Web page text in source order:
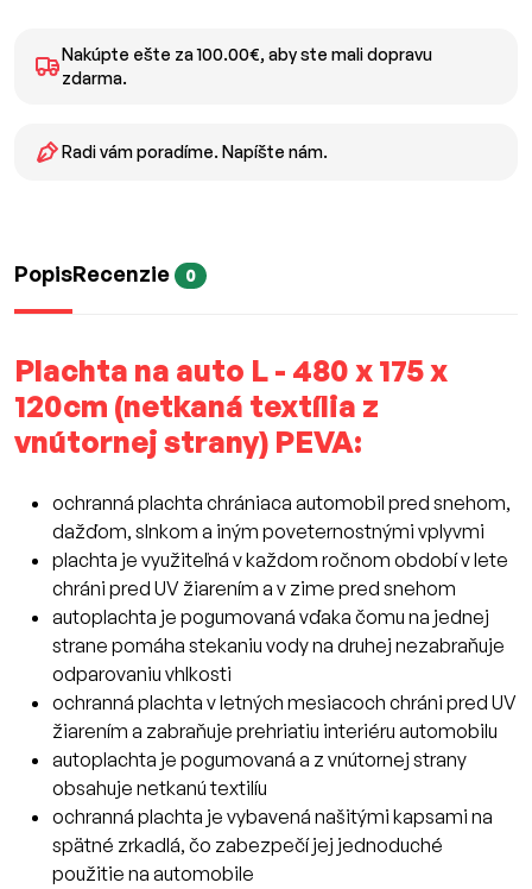
Nakúpte ešte za 100.00€, aby ste mali dopravu
zdarma.
Radi vám poradíme. Napíšte nám.
PopisRecenzie 0
Plachta na auto L - 480 x 175 x
120cm (netkaná textília z
vnútornej strany) PEVA:
ochranná plachta chrániaca automobil pred snehom,
dažďom, slnkom a iným poveternostnými vplyvmi
plachta je využiteľná v každom ročnom období v lete
chráni pred UV žiarením a v zime pred snehom
autoplachta je pogumovaná vďaka čomu na jednej
strane pomáha stekaniu vody na druhej nezabraňuje
odparovaniu vhlkosti
ochranná plachta v letných mesiacoch chráni pred UV
žiarením a zabraňuje prehriatiu interiéru automobilu
autoplachta je pogumovaná a z vnútornej strany
obsahuje netkanú textilíu
ochranná plachta je vybavená našitými kapsami na
spätné zrkadlá, čo zabezpečí jej jednoduché
použitie na automobile